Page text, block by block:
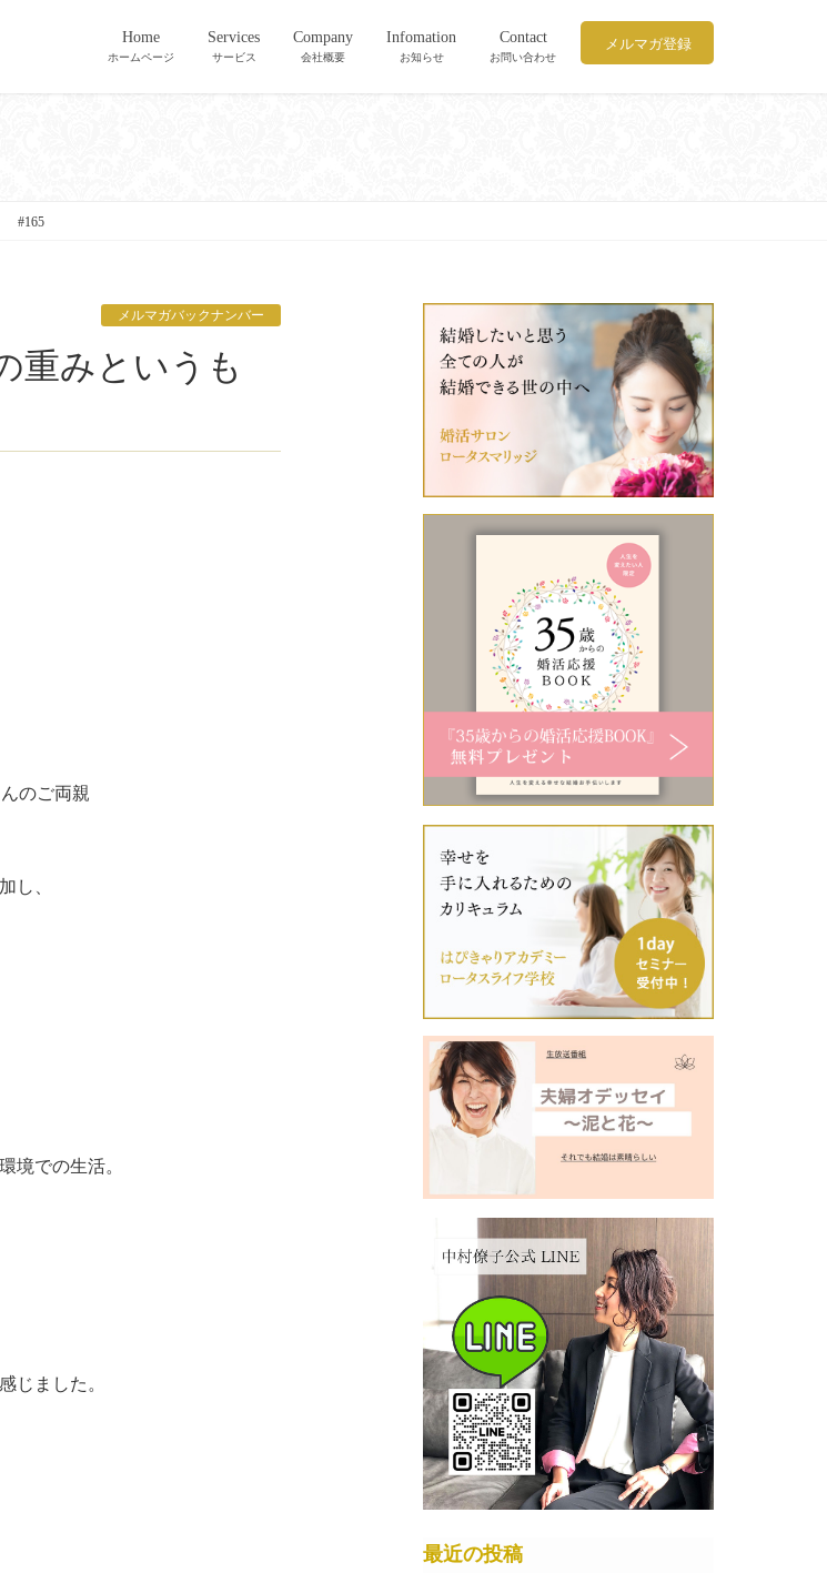
Home
ホームページ
Services
サービス
Company
会社概要
Infomation
お知らせ
Contact
お問い合わせ
メルマガ登録
#165
メルマガバックナンバー
のご両親
し、
境での生活。
じました。
最近の投稿